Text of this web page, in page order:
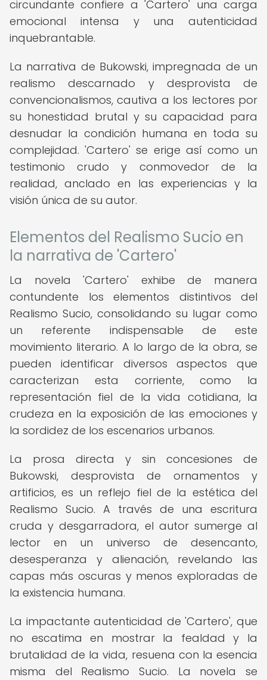
circundante confiere a 'Cartero' una carga
emocional intensa y una autenticidad
inquebrantable.
La narrativa de Bukowski, impregnada de un
realismo descarnado y desprovista de
convencionalismos, cautiva a los lectores por
su honestidad brutal y su capacidad para
desnudar la condición humana en toda su
complejidad. 'Cartero' se erige así como un
testimonio crudo y conmovedor de la
realidad, anclado en las experiencias y la
visión única de su autor.
Elementos del Realismo Sucio en
la narrativa de 'Cartero'
La novela 'Cartero' exhibe de manera
contundente los elementos distintivos del
Realismo Sucio, consolidando su lugar como
un referente indispensable de este
movimiento literario. A lo largo de la obra, se
pueden identificar diversos aspectos que
caracterizan esta corriente, como la
representación fiel de la vida cotidiana, la
crudeza en la exposición de las emociones y
la sordidez de los escenarios urbanos.
La prosa directa y sin concesiones de
Bukowski, desprovista de ornamentos y
artificios, es un reflejo fiel de la estética del
Realismo Sucio. A través de una escritura
cruda y desgarradora, el autor sumerge al
lector en un universo de desencanto,
desesperanza y alienación, revelando las
capas más oscuras y menos exploradas de
la existencia humana.
La impactante autenticidad de 'Cartero', que
no escatima en mostrar la fealdad y la
brutalidad de la vida, resuena con la esencia
misma del Realismo Sucio. La novela se